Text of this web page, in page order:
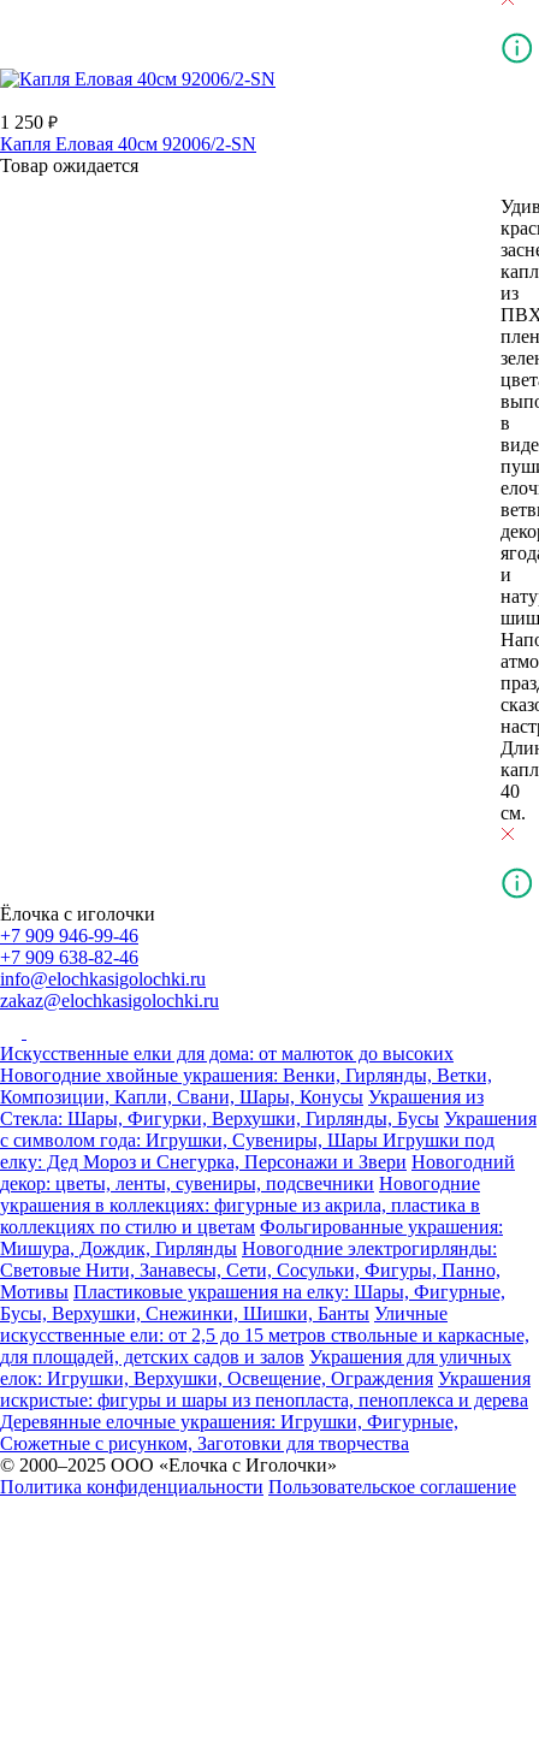
1 250
Капля Еловая 40см 92006/2-SN
Товар ожидается
из
в
виде
и
40
см.
Ёлочка с иголочки
+7 909 946-99-46
+7 909 638-82-46
info@elochkasigolochki.ru
zakaz@elochkasigolochki.ru
Искусственные елки для дома: от малюток до высоких
Новогодние хвойные украшения: Венки, Гирлянды, Ветки,
Композиции, Капли, Свани, Шары, Конусы Украшения из
Стекла: Шары, Фигурки, Верхушки, Гирлянды, Бусы Украшения
с символом года: Игрушки, Сувениры, Шары Игрушки под
елку: Дед Мороз и Снегурка, Персонажи и Звери Новогодний
декор: цветы, ленты, сувениры, подсвечники Новогодние
украшения в коллекциях: фигурные из акрила, пластика в
коллекциях по стилю и цветам Фольгированные украшения:
Мишура, Дождик, Гирлянды Новогодние электрогирлянды:
Световые Нити, Занавесы, Сети, Сосульки, Фигуры, Панно,
Мотивы Пластиковые украшения на елку: Шары, Фигурные,
Бусы, Верхушки, Снежинки, Шишки, Банты Уличные
искусственные ели: от 2,5 до 15 метров ствольные и каркасные,
для площадей, детских садов и залов Украшения для уличных
елок: Игрушки, Верхушки, Освещение, Ограждения Украшения
искристые: фигуры и шары из пенопласта, пеноплекса и дерева
Деревянные елочные украшения: Игрушки, Фигурные,
Сюжетные с рисунком, Заготовки для творчества
© 2000–2025 ООО «Елочка с Иголочки»
Политика конфиденциальности Пользовательское соглашение